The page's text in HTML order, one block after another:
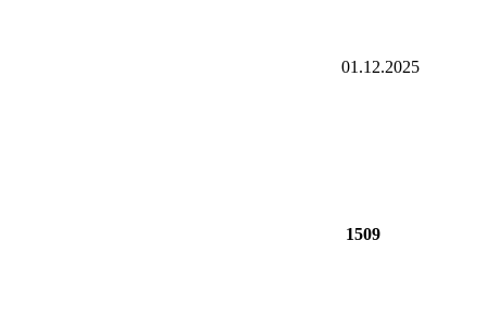
01.12.2025
1509